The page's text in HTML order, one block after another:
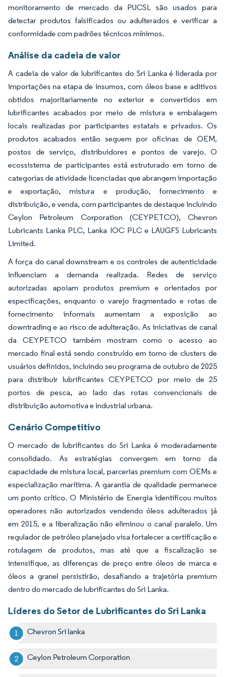
monitoramento de mercado da PUCSL são usados para
detectar produtos falsificados ou adulterados e verificar a
conformidade com padrões técnicos mínimos.
Análise da cadeia de valor
A cadeia de valor de lubrificantes do Sri Lanka é liderada por
importações na etapa de insumos, com óleos base e aditivos
obtidos majoritariamente no exterior e convertidos em
lubrificantes acabados por meio de mistura e embalagem
locais realizadas por participantes estatais e privados. Os
produtos acabados então seguem por oficinas de OEM,
postos de serviço, distribuidores e pontos de varejo. O
ecossistema de participantes está estruturado em torno de
categorias de atividade licenciadas que abrangem importação
e exportação, mistura e produção, fornecimento e
distribuição, e venda, com participantes de destaque incluindo
Ceylon Petroleum Corporation (CEYPETCO), Chevron
Lubricants Lanka PLC, Lanka IOC PLC e LAUGFS Lubricants
Limited.
A força do canal downstream e os controles de autenticidade
influenciam a demanda realizada. Redes de serviço
autorizadas apoiam produtos premium e orientados por
especificações, enquanto o varejo fragmentado e rotas de
fornecimento informais aumentam a exposição ao
downtrading e ao risco de adulteração. As iniciativas de canal
da CEYPETCO também mostram como o acesso ao
mercado final está sendo construído em torno de clusters de
usuários definidos, incluindo seu programa de outubro de 2025
para distribuir lubrificantes CEYPETCO por meio de 25
portos de pesca, ao lado das rotas convencionais de
distribuição automotiva e industrial urbana.
Cenário Competitivo
O mercado de lubrificantes do Sri Lanka é moderadamente
consolidado. As estratégias convergem em torno da
capacidade de mistura local, parcerias premium com OEMs e
especialização marítima. A garantia de qualidade permanece
um ponto crítico. O Ministério de Energia identificou muitos
operadores não autorizados vendendo óleos adulterados já
em 2015, e a liberalização não eliminou o canal paralelo. Um
regulador de petróleo planejado visa fortalecer a certificação e
rotulagem de produtos, mas até que a fiscalização se
intensifique, as diferenças de preço entre óleos de marca e
óleos a granel persistirão, desafiando a trajetória premium
dentro do mercado de lubrificantes do Sri Lanka.
Líderes do Setor de Lubrificantes do Sri Lanka
Chevron Sri lanka
Ceylon Petroleum Corporation